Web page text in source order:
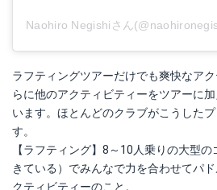
ラフティングツアーだけでも爽快なア
らに他のアクティビティーをツアーに
います。ほとんどのクラブがこうした
す。
【ラフティング】8～10人乗りの大型
きている）でみんなで力を合わせてパ
クティビティーのこと。